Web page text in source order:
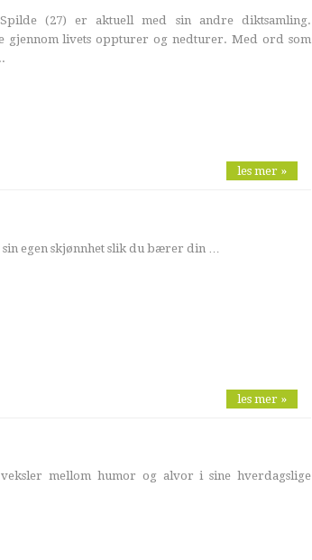
(27) er aktuell med sin andre diktsamling.
livets oppturer og nedturer. Med ord som
les mer »
egen skjønnhet slik du bærer din …
les mer »
mellom humor og alvor i sine hverdagslige